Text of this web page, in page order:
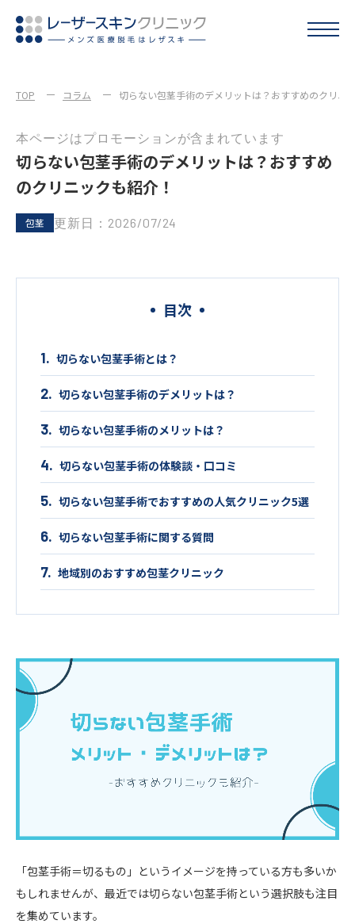
TOP コラム 切らない包茎手術のデメリットは？おすすめのクリニ
本ページはプロモーションが含まれています
切らない包茎手術のデメリットは？おすすめ
のクリニックも紹介！
包茎 更新日：2026/07/24
目次
切らない包茎手術とは？
切らない包茎手術のデメリットは？
切らない包茎手術のメリットは？
切らない包茎手術の体験談・口コミ
切らない包茎手術でおすすめの人気クリニック5選
切らない包茎手術に関する質問
地域別のおすすめ包茎クリニック
「包茎手術＝切るもの」というイメージを持っている方も多いか
もしれませんが、最近では切らない包茎手術という選択肢も注目
を集めています。